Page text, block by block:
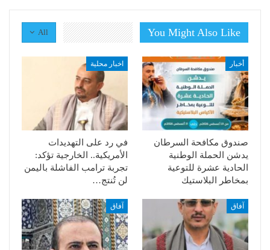
All You Might Also Like
أخبار
صندوق مكافحة السرطان
يدشن الحملة الوطنية
الحادية عشرة للتوعية
بمخاطر البلاستيك
اخبار محلية
في رد على التهديدات
الأمريكية.. الخارجية تؤكد:
تجربة ترامب الفاشلة باليمن
لن تُنتج…
آفاق آفاق